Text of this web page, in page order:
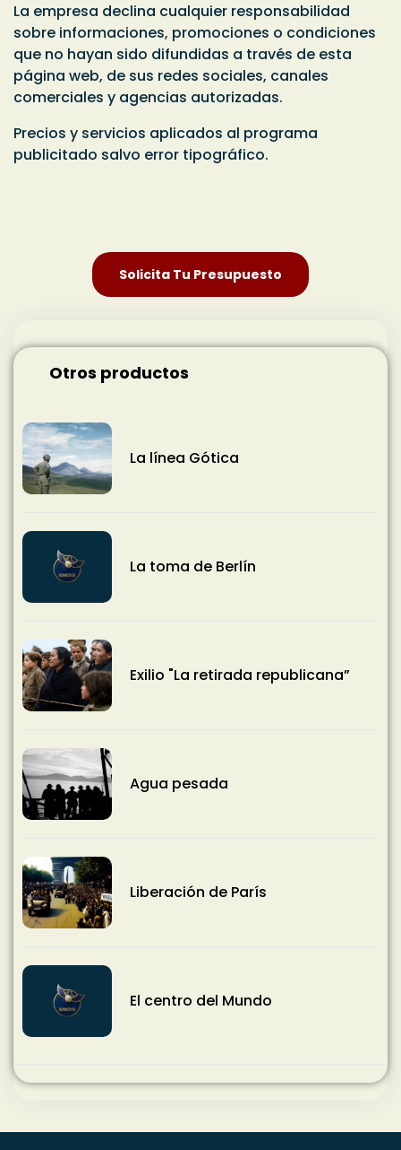
La empresa declina cualquier responsabilidad
sobre informaciones, promociones o condiciones
que no hayan sido difundidas a través de esta
página web, de sus redes sociales, canales
comerciales y agencias autorizadas.
Precios y servicios aplicados al programa
publicitado salvo error tipográfico.
Solicita Tu Presupuesto
Otros productos
La línea Gótica
La toma de Berlín
Exilio "La retirada republicana”
Agua pesada
Liberación de París
El centro del Mundo